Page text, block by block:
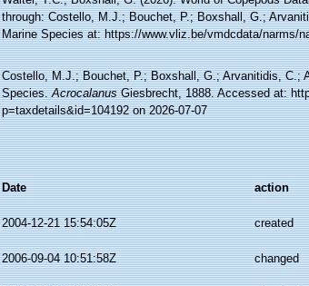
through: Costello, M.J.; Bouchet, P.; Boxshall, G.;
Marine Species at: https://www.vliz.be/vmdcdata/narms/
Costello, M.J.; Bouchet, P.; Boxshall, G.; Arvanitidis, C.;
Species.AcrocalanusGiesbrecht, 1888. Accessed at:
p=taxdetails&id=104192 on 2026-07-07
Date action
2004-12-21 15:54:05Z created
2006-09-04 10:51:58Z changed